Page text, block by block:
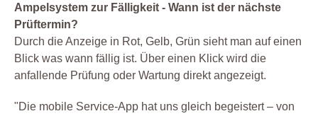
Ampelsystem zur Fälligkeit - Wann ist der nächste
Prüftermin?
Durch die Anzeige in Rot, Gelb, Grün sieht man auf einen
Blick was wann fällig ist. Über einen Klick wird die
anfallende Prüfung oder Wartung direkt angezeigt.
"Die mobile Service-App hat uns gleich begeistert – von